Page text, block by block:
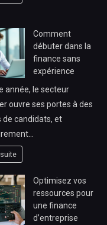
Comment
débuter dans la
finance sans
expérience
année, le secteur
ouvre ses portes à des
de candidats, et
Optimisez vos
ressources pour
une finance
d’entreprise